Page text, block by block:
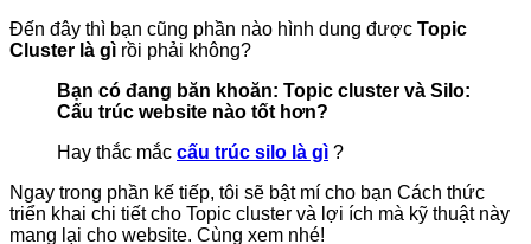
Đến đây thì bạn cũng phần nào hình dung được Topic
Cluster là gì rồi phải không?
Bạn có đang băn khoăn: Topic cluster và Silo:
Cấu trúc website nào tốt hơn?
Hay thắc mắc cấu trúc silo là gì ?
Ngay trong phần kế tiếp, tôi sẽ bật mí cho bạn Cách thức
triển khai chi tiết cho Topic cluster và lợi ích mà kỹ thuật này
mang lại cho website. Cùng xem nhé!